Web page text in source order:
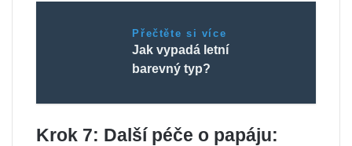
Přečtěte si více
Jak vypadá letní
barevný typ?
Krok 7: Další péče o papáju: